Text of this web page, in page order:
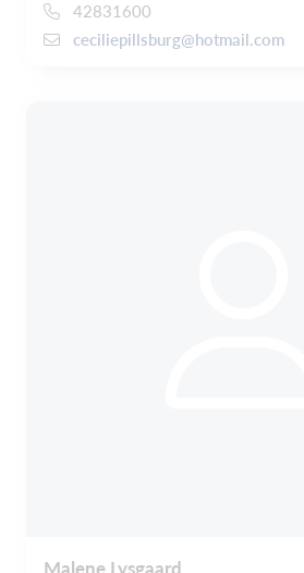
42831600
ceciliepillsburg@hotmail.com
Malene Lysgaard